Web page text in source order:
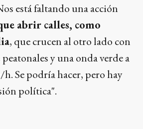
está faltando una acción
abrir calles, como
, que crucen al otro lado con
y una onda verde a
Se podría hacer, pero hay
política".